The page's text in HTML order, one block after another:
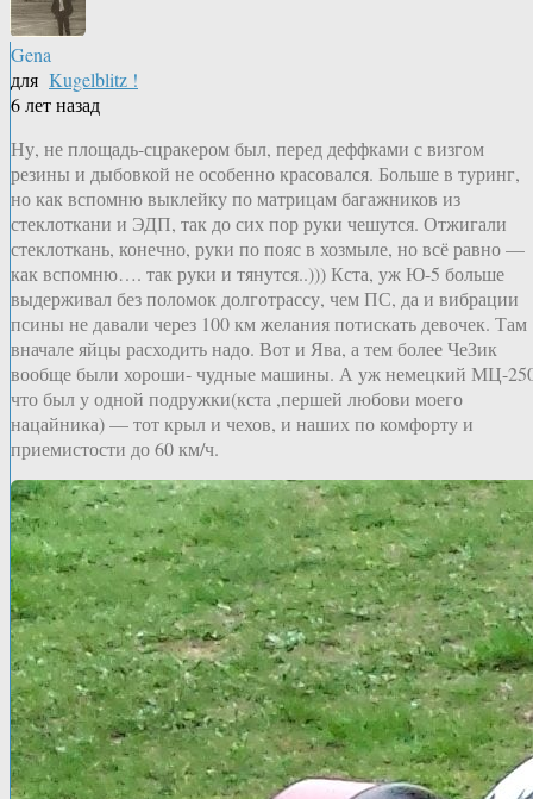
Gena
для Kugelblitz !
6 лет назад
Ну, не площадь-сцракером был, перед деффками с визгом
резины и дыбовкой не особенно красовался. Больше в туринг,
но как вспомню выклейку по матрицам багажников из
стеклоткани и ЭДП, так до сих пор руки чешутся. Отжигали
стеклоткань, конечно, руки по пояс в хозмыле, но всё равно —
как вспомню…. так руки и тянутся..))) Кста, уж Ю-5 больше
выдерживал без поломок долготрассу, чем ПС, да и вибрации
псины не давали через 100 км желания потискать девочек. Там
вначале яйцы расходить надо. Вот и Ява, а тем более ЧеЗик
вообще были хороши- чудные машины. А уж немецкий МЦ-
что был у одной подружки(кста ,першей любови моего
нацайника) — тот крыл и чехов, и наших по комфорту и
приемистости до 60 км/ч.